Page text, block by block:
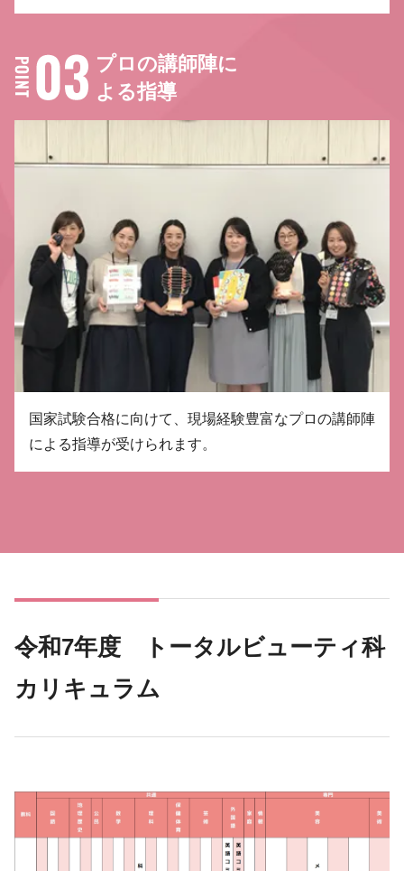
プロの講師陣に
よる指導
国家試験合格に向けて、現場経験豊富なプロの講師陣
による指導が受けられます。
令和7年度 トータルビューティ科
カリキュラム